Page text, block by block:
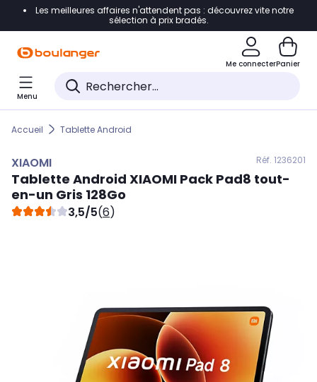
Accéder directement à la navigation
Accéder directement au pied de page
Accéder directement au chatbot
Les meilleures affaires n'attendent pas : découvrez vite notre
sélection à prix bradés.
Me connecterPanier
Menu
Accueil Tablette Android
XIAOMI Réf. 1236201
Tablette Android XIAOMI Pack Pad8 tout-
en-un Gris 128Go
3,5/5(6)